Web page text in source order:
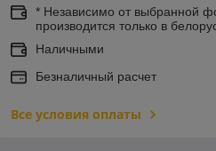
* Независимо от выбранной
производится только в
Наличными
Безналичный расчет
Все условия оплаты